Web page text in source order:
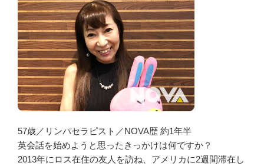
57歳／リンパセラピスト／NOVA歴 約1年半
英会話を始めようと思ったきっかけは何ですか？
2013年にロス在住の友人を訪ね、アメリカに2週間滞在し